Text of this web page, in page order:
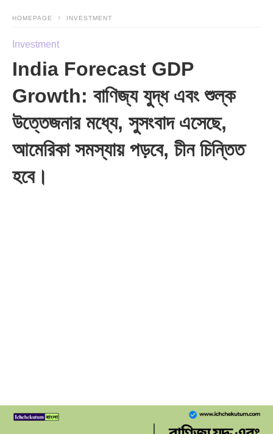
HOMEPAGE INVESTMENT
Investment
India Forecast GDP
Growth: বাণিজ্য যুদ্ধ এবং শুল্ক
উত্তেজনার মধ্যে, সুসংবাদ এসেছে,
আমেরিকা সমস্যায় পড়বে, চীন চিন্তিত
হবে।